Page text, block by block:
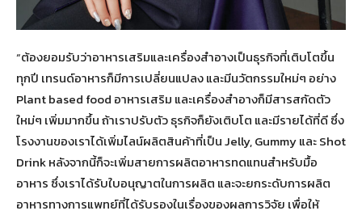
“ต้องยอมรับว่าอาหารเสริมและเครื่องสำอางเป็นธุรกิจที่เติบโตขึ้น
ทุกปี เทรนด์อาหารก็มีการเปลี่ยนแปลง และมีนวัตกรรมใหม่ๆ อย่าง
Plant based food อาหารเสริม และเครื่องสำอางก็มีสารสกัดตัว
ใหม่ๆ เพิ่มมากขึ้น ถ้าเราปรับตัว ธุรกิจก็ยังเติบโต และมีรายได้ที่ดี ซึ่ง
โรงงานของเราได้เพิ่มไลน์ผลิตสินค้าที่เป็น Jelly, Gummy และ Shot
Drink หลังจากนี้ก็จะเพิ่มสายการผลิตอาหารทดแทนสำหรับมื้อ
อาหาร ซึ่งเราได้รับใบอนุญาตในการผลิต และจะยกระดับการผลิต
อาหารทางการแพทย์ที่ได้รับรองในเรื่องของผลการวิจัย เพื่อให้